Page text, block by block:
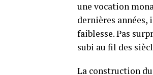
une vocation
dernières
faiblesse. Pas
subi au fil des
La construction